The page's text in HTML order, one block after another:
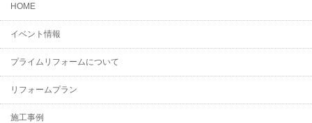
HOME
イベント情報
プライムリフォームについて
リフォームプラン
施工事例